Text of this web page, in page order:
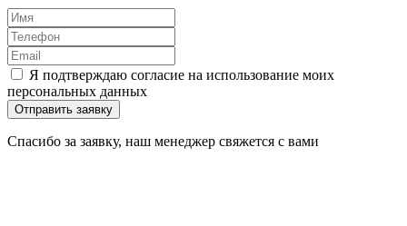
Я подтверждаю согласие на использование моих
персональных данных
Отправить заявку
Спасибо за заявку, наш менеджер свяжется с вами